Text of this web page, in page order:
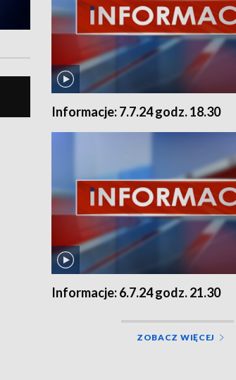
Informacje: 7.7.24 godz. 18.30
Informacje: 6.7.24 godz. 21.30
ZOBACZ WIĘCEJ